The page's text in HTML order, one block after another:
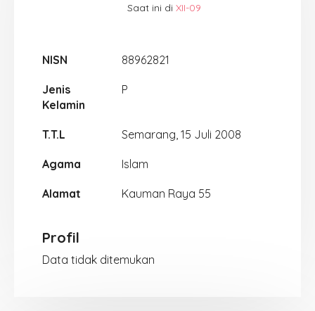
Saat ini di XII-09
NISN 88962821
Jenis
Kelamin
P
T.T.L Semarang, 15 Juli 2008
Agama Islam
Alamat Kauman Raya 55
Profil
Data tidak ditemukan